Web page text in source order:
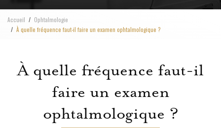
Accueil
Ophtalmologie
À quelle fréquence faut-il faire un examen ophtalmologique ?
À quelle fréquence faut-il
faire un examen
ophtalmologique ?